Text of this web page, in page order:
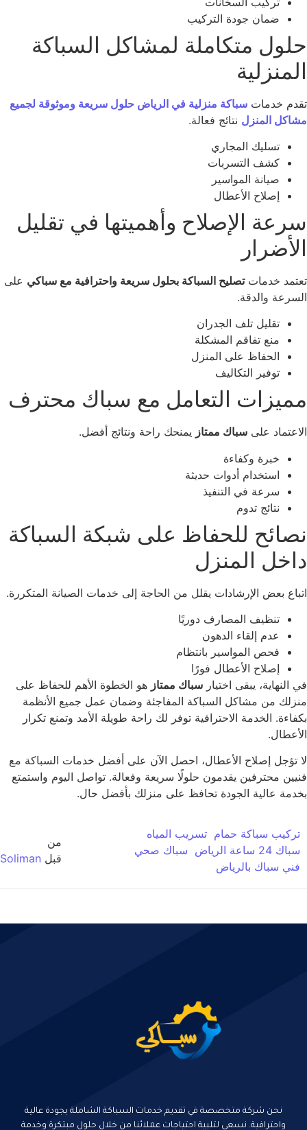
ضمان جودة التركيب
متكاملة لمشاكل السباكة
خدماتسباكة منزلية في الرياض حلول سريعة وموثوقة لجميع
المنزل نتائج فعالة.
تسليك المجاري
كشف التسربات
صيانة المواسير
إصلاح الأعطال
الإصلاح وأهميتها في تقليل
خدماتتصليح السباكة بحلول سريعة واحترافية مع سباكيعلى
والدقة.
تقليل تلف الجدران
منع تفاقم المشكلة
الحفاظ على المنزل
توفير التكاليف
التعامل مع سباك محترف
على سباك ممتازيمنحك راحة ونتائج أفضل.
خبرة وكفاءة
استخدام أدوات حديثة
سرعة في التنفيذ
نتائج تدوم
للحفاظ على شبكة السباكة
المنزل
بعض الإرشادات يقلل من الحاجة إلى خدمات الصيانة المتكررة.
تنظيف المصارف دوريًا
عدم إلقاء الدهون
فحص المواسير بانتظام
إصلاح الأعطال فورًا
النهاية، يبقى اختيارسباك ممتازهو الخطوة الأهم للحفاظ على
من مشاكل السباكة المفاجئة وضمان عمل جميع الأنظمة
الخدمة الاحترافية توفر لك راحة طويلة الأمد وتمنع تكرار
تؤجل إصلاح الأعطال، احصل الآن على أفضل خدمات السباكة مع
محترفين يقدمون حلولًا سريعة وفعالة. تواصل اليوم واستمتع
عالية الجودة تحافظ على منزلك بأفضل حال.
سباكة حمام تسريب المياه
24 ساعة الرياض
سباك صحي
سباك بالرياض
من
قبل Soliman
نحن شركة متخصصة في تقديم خدمات السباكة الشاملة بجودة عالية
واحترافية. نسعى لتلبية احتياجات عملائنا من خلال حلول مبتكرة وخدمة